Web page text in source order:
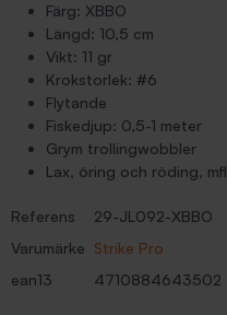
Färg: XBBO
Längd: 10,5 cm
Vikt: 11 gr
Krokstorlek: #6
Flytande
Fiskedjup: 0,5-1 meter
Grym trollingwobbler
Lax, öring och röding, mfl
Referens
29-JL092-XBBO
Varumärke Strike Pro
ean13
4710884643502